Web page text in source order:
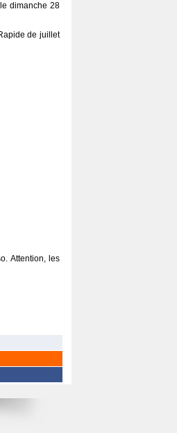
dimanche 28
de juillet
Attention, les